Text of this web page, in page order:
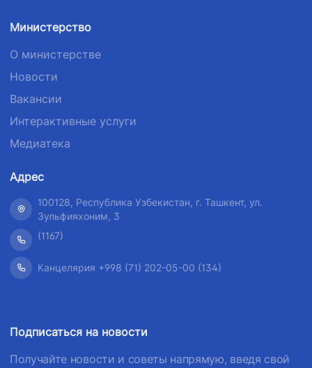
Министерство
О министерстве
Новости
Вакансии
Интерактивные услуги
Медиатека
Адрес
100128, Республика Узбекистан, г. Ташкент, ул.
Зульфияхоним, 3
(1167)
Канцелярия +998 (71) 202-05-00 (134)
Подписаться на новости
Получайте новости и советы напрямую, введя свой